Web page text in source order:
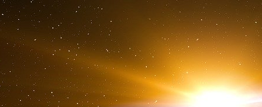
« qu’il y a bien deux lignes », « une qui
notre jeunesse ait un avenir. » Il ajoute,
et de la majorité sénatoriale : « On ne peut
l’hiver quand d’autres vont faire leurs
mesure de la situation. »
« Ne mélangez pas lutte des classes et